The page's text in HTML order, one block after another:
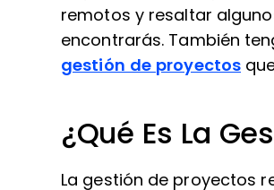
remotos y resaltar
encontrarás. También
gestión de proyectos
¿Qué Es La
La gestión de proyectos